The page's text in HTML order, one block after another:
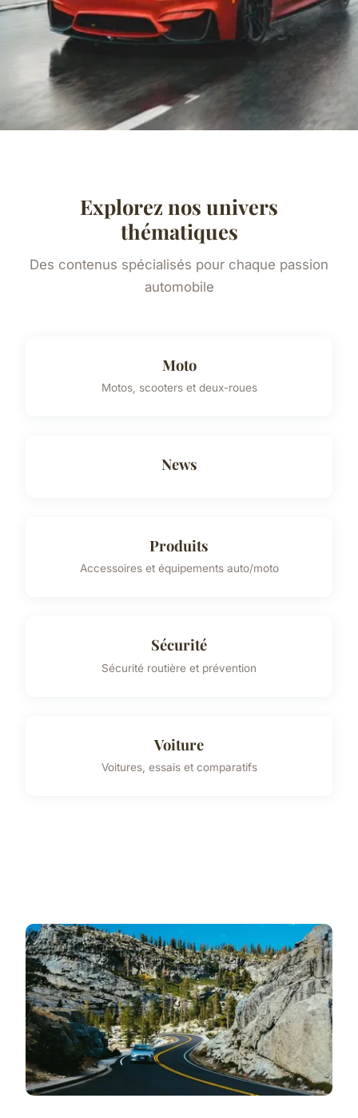
Explorez nos univers
thématiques
Des contenus spécialisés pour chaque passion
automobile
Moto
Motos, scooters et deux-roues
News
Produits
Accessoires et équipements auto/moto
Sécurité
Sécurité routière et prévention
Voiture
Voitures, essais et comparatifs